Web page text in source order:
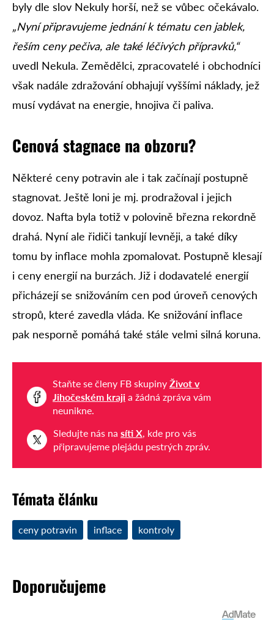
byly dle slov Nekuly horší, než se vůbec očekávalo.
„Nyní připravujeme jednání k tématu cen jablek,
řeším ceny pečiva, ale také léčivých přípravků,“
uvedl Nekula. Zemědělci, zpracovatelé i obchodníci
však nadále zdražování obhajují vyššími náklady, jež
musí vydávat na energie, hnojiva či paliva.
Cenová stagnace na obzoru?
Některé ceny potravin ale i tak začínají postupně
stagnovat. Ještě loni je mj. prodražoval i jejich
dovoz. Nafta byla totiž v polovině března rekordně
drahá. Nyní ale řidiči tankují levněji, a také díky
tomu by inflace mohla zpomalovat. Postupně klesají
i ceny energií na burzách. Již i dodavatelé energií
přicházejí se snižováním cen pod úroveň cenových
stropů, které zavedla vláda. Ke snižování inflace
pak nesporně pomáhá také stále velmi silná koruna.
Staňte se členy FB skupiny Život v
Jihočeském kraji a žádná zpráva vám
neunikne.
Sledujte nás na síti X, kde pro vás
připravujeme plejádu pestrých zpráv.
Témata článku
ceny potravin inflace kontroly
Doporučujeme